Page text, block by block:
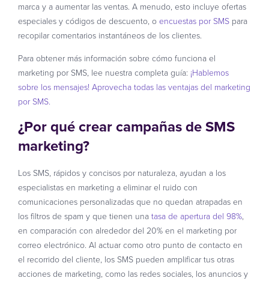
marca y a aumentar las ventas. A menudo, esto incluye ofertas
especiales y códigos de descuento, o encuestas por SMS para
recopilar comentarios instantáneos de los clientes.
Para obtener más información sobre cómo funciona el
marketing por SMS, lee nuestra completa guía: ¡Hablemos
sobre los mensajes! Aprovecha todas las ventajas del marketing
por SMS.
¿Por qué crear campañas de SMS
marketing?
Los SMS, rápidos y concisos por naturaleza, ayudan a los
especialistas en marketing a eliminar el ruido con
comunicaciones personalizadas que no quedan atrapadas en
los filtros de spam y que tienen una tasa de apertura del 98%
en comparación con alrededor del 20% en el marketing por
correo electrónico. Al actuar como otro punto de contacto en
el recorrido del cliente, los SMS pueden amplificar tus otras
acciones de marketing, como las redes sociales, los anuncios y